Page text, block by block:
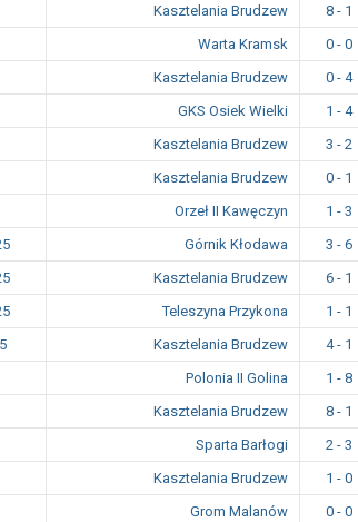
Kasztelania Brudzew 8 - 1
Warta Kramsk 0 - 0
Kasztelania Brudzew 0 - 4
GKS Osiek Wielki 1 - 4
Kasztelania Brudzew 3 - 2
Kasztelania Brudzew 0 - 1
Orzeł II Kawęczyn 1 - 3
Górnik Kłodawa 3 - 6
Kasztelania Brudzew 6 - 1
Teleszyna Przykona 1 - 1
Kasztelania Brudzew 4 - 1
Polonia II Golina 1 - 8
Kasztelania Brudzew 8 - 1
Sparta Barłogi 2 - 3
Kasztelania Brudzew 1 - 0
Grom Malanów 0 - 0